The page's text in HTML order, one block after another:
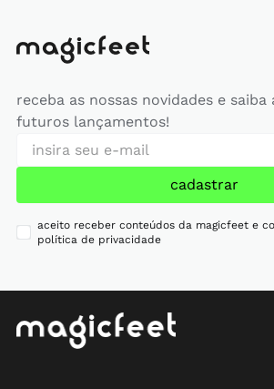
receba as nossas novidades e saiba
futuros lançamentos!
cadastrar
aceito receber conteúdos da magicfeet e
política de privacidade